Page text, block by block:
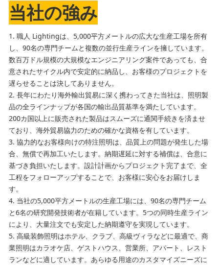
当社の強み
1. 職人 Lightingは、5,000平方メートルの広大な生産工場を所有
し、90名の専門チームと複数の並行生産ラインを擁しています。
数百万ドル規模の大規模なエンジニアリング案件であっても、合
意されたサイクル内で安定的に納品し、お客様のプロジェクトを
遅らせることは決してありません。
2. 長年にわたり海外輸出貿易に深く携わってきた当社は、照明製
品の全ラインナップが各国の輸出品質基準を満たしています。
200カ国以上に販売された製品はスムーズに通関手続きを済ませ
ており、海外貿易協力のための確かな資格を有しています。
3. 協力的なお客様向けの特注照明は、品質上の問題が発生した場
合、無償で再加工いたします。納期遅延に対する補償は、合意に
基づき負担いたします。設計計画からプロジェクト完了まで、全
工程をフォローアップすることで、お客様に安心をお届けしま
す。
4. 当社の5,000平方メートルの生産工場には、90名の専門チーム
と6名の研究開発技術者が在籍しています。5つの同時生産ライン
により、大量注文でも安定した納期遵守を実現しています。
5. 高級装飾照明はホテル、クラブ、高級ヴィラなどに最適で、商
業照明はカラオケ店、ゲストハウス、営業所、アパート、レスト
ランなどに適しています。あらゆる用途のカスタマイズニーズに